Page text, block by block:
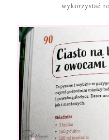
wykorzystać